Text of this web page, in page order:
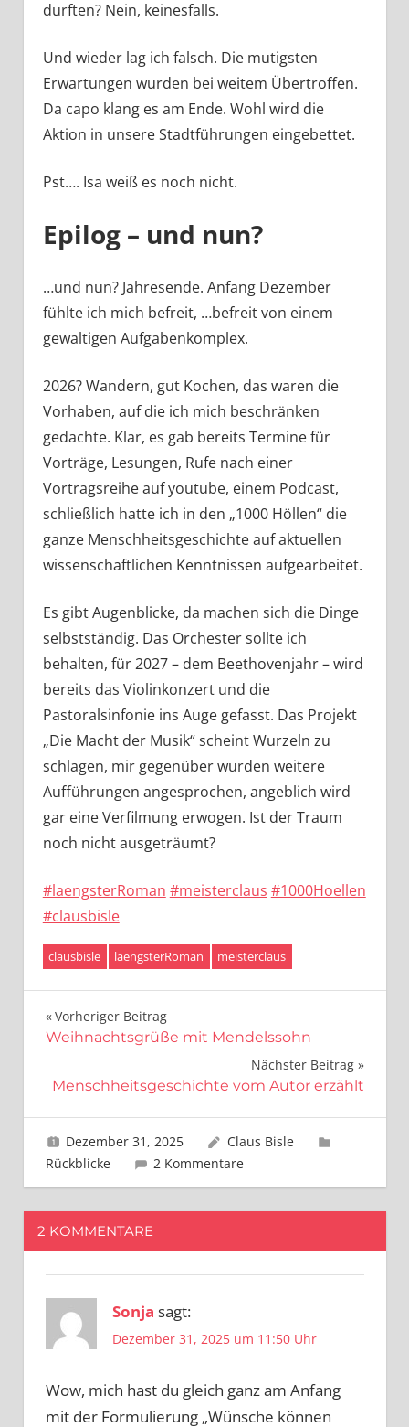
durften? Nein, keinesfalls.
Und wieder lag ich falsch. Die mutigsten
Erwartungen wurden bei weitem Übertroffen.
Da capo klang es am Ende. Wohl wird die
Aktion in unsere Stadtführungen eingebettet.
Pst…. Isa weiß es noch nicht.
Epilog – und nun?
…und nun? Jahresende. Anfang Dezember
fühlte ich mich befreit, …befreit von einem
gewaltigen Aufgabenkomplex.
2026? Wandern, gut Kochen, das waren die
Vorhaben, auf die ich mich beschränken
gedachte. Klar, es gab bereits Termine für
Vorträge, Lesungen, Rufe nach einer
Vortragsreihe auf youtube, einem Podcast,
schließlich hatte ich in den „1000 Höllen“ die
ganze Menschheitsgeschichte auf aktuellen
wissenschaftlichen Kenntnissen aufgearbeitet.
Es gibt Augenblicke, da machen sich die Dinge
selbstständig. Das Orchester sollte ich
behalten, für 2027 – dem Beethovenjahr – wird
bereits das Violinkonzert und die
Pastoralsinfonie ins Auge gefasst. Das Projekt
„Die Macht der Musik“ scheint Wurzeln zu
schlagen, mir gegenüber wurden weitere
Aufführungen angesprochen, angeblich wird
gar eine Verfilmung erwogen. Ist der Traum
noch nicht ausgeträumt?
#laengsterRoman #meisterclaus #1000Hoellen
#clausbisle
clausbisle laengsterRoman meisterclaus
Beitragsnavigation
Vorheriger Beitrag
Weihnachtsgrüße mit Mendelssohn
Nächster Beitrag
Menschheitsgeschichte vom Autor erzählt
Dezember 31, 2025
Claus Bisle
Rückblicke
2 Kommentare
2 KOMMENTARE
Sonja sagt:
Dezember 31, 2025 um 11:50 Uhr
Wow, mich hast du gleich ganz am Anfang
mit der Formulierung „Wünsche können